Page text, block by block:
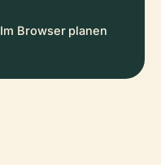
Im Browser planen